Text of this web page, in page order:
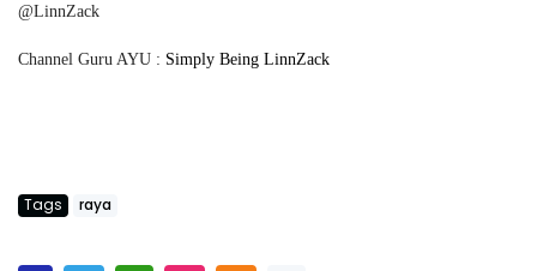
@LinnZack
Channel Guru AYU : Simply Being LinnZack
Tags raya